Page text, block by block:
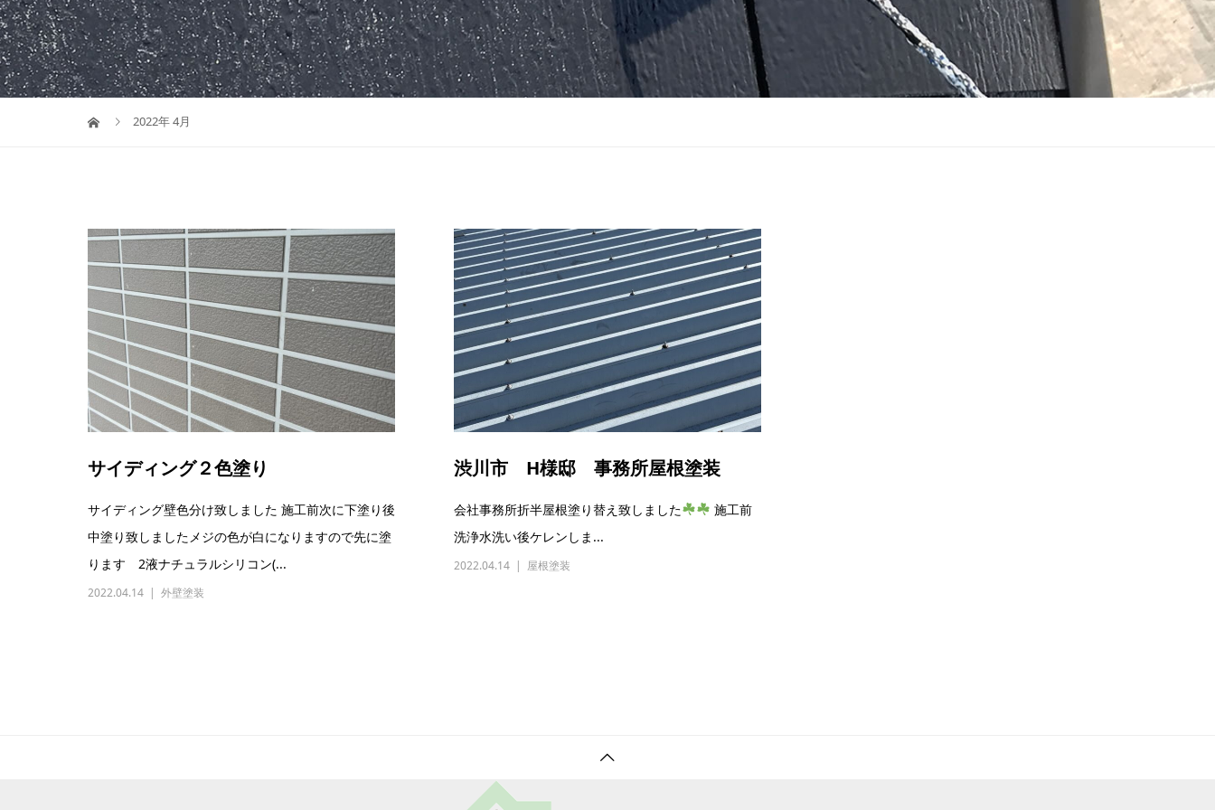
2022年 4月
サイディング２色塗り
サイディング壁色分け致しました 施工前次に下塗り後
中塗り致しましたメジの色が白になりますので先に塗
ります 2液ナチュラルシリコン(...
2022.04.14 外壁塗装
渋川市 H様邸 事務所屋根塗装
会社事務所折半屋根塗り替え致しました
施工前
洗浄水洗い後ケレンしま...
2022.04.14 屋根塗装